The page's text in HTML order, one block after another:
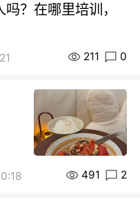
？在哪里培训，
211 0
491 2